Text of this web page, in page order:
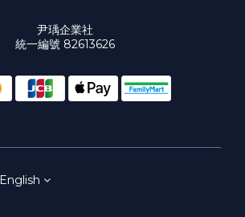
尹瑀企業社
統一編號 82613626
English